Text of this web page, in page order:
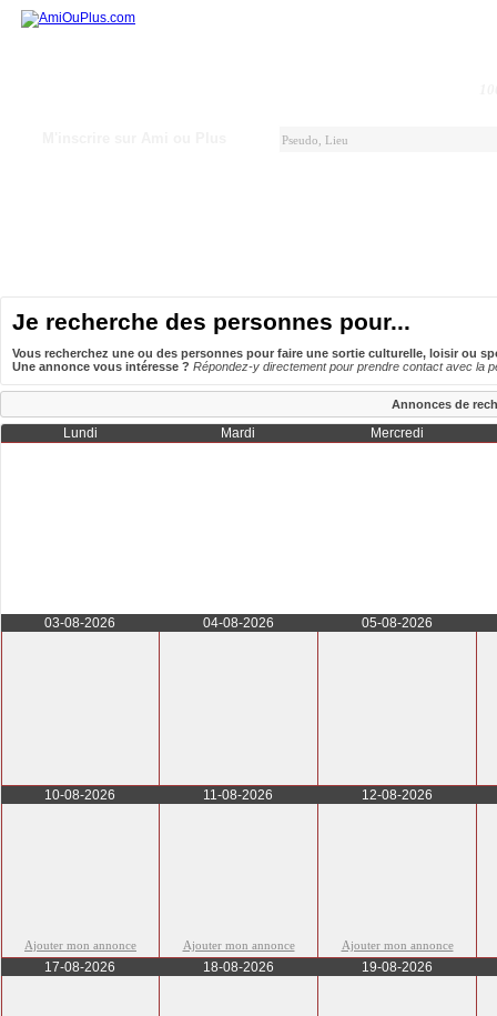
Je recherche des personnes pour...
Vous recherchez une ou des personnes pour faire une sortie culturelle, loisir ou
Une annonce vous intéresse ? Répondez-y directement pour prendre contact avec la
Annonces de
Lundi Mardi Mercredi
03-08-2026 04-08-2026 05-08-2026
10-08-2026 11-08-2026 12-08-2026
Ajouter mon annonce Ajouter mon annonce Ajouter mon annonce
17-08-2026 18-08-2026 19-08-2026